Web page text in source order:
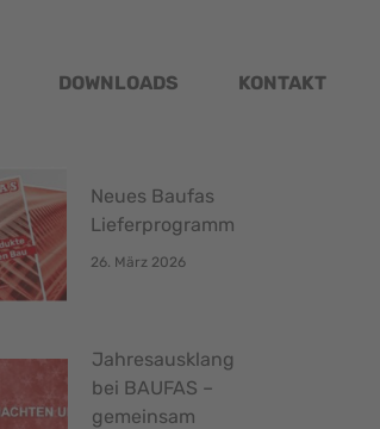
DOWNLOADS KONTAKT
Neues Baufas
Lieferprogramm
26. März 2026
Jahresausklang
bei BAUFAS –
gemeinsam